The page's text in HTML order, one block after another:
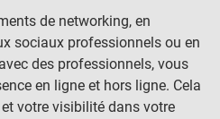
de networking, en
sociaux professionnels ou en
des professionnels, vous
en ligne et hors ligne. Cela
votre visibilité dans votre